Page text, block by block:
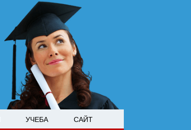
УЧЕБА САЙТ